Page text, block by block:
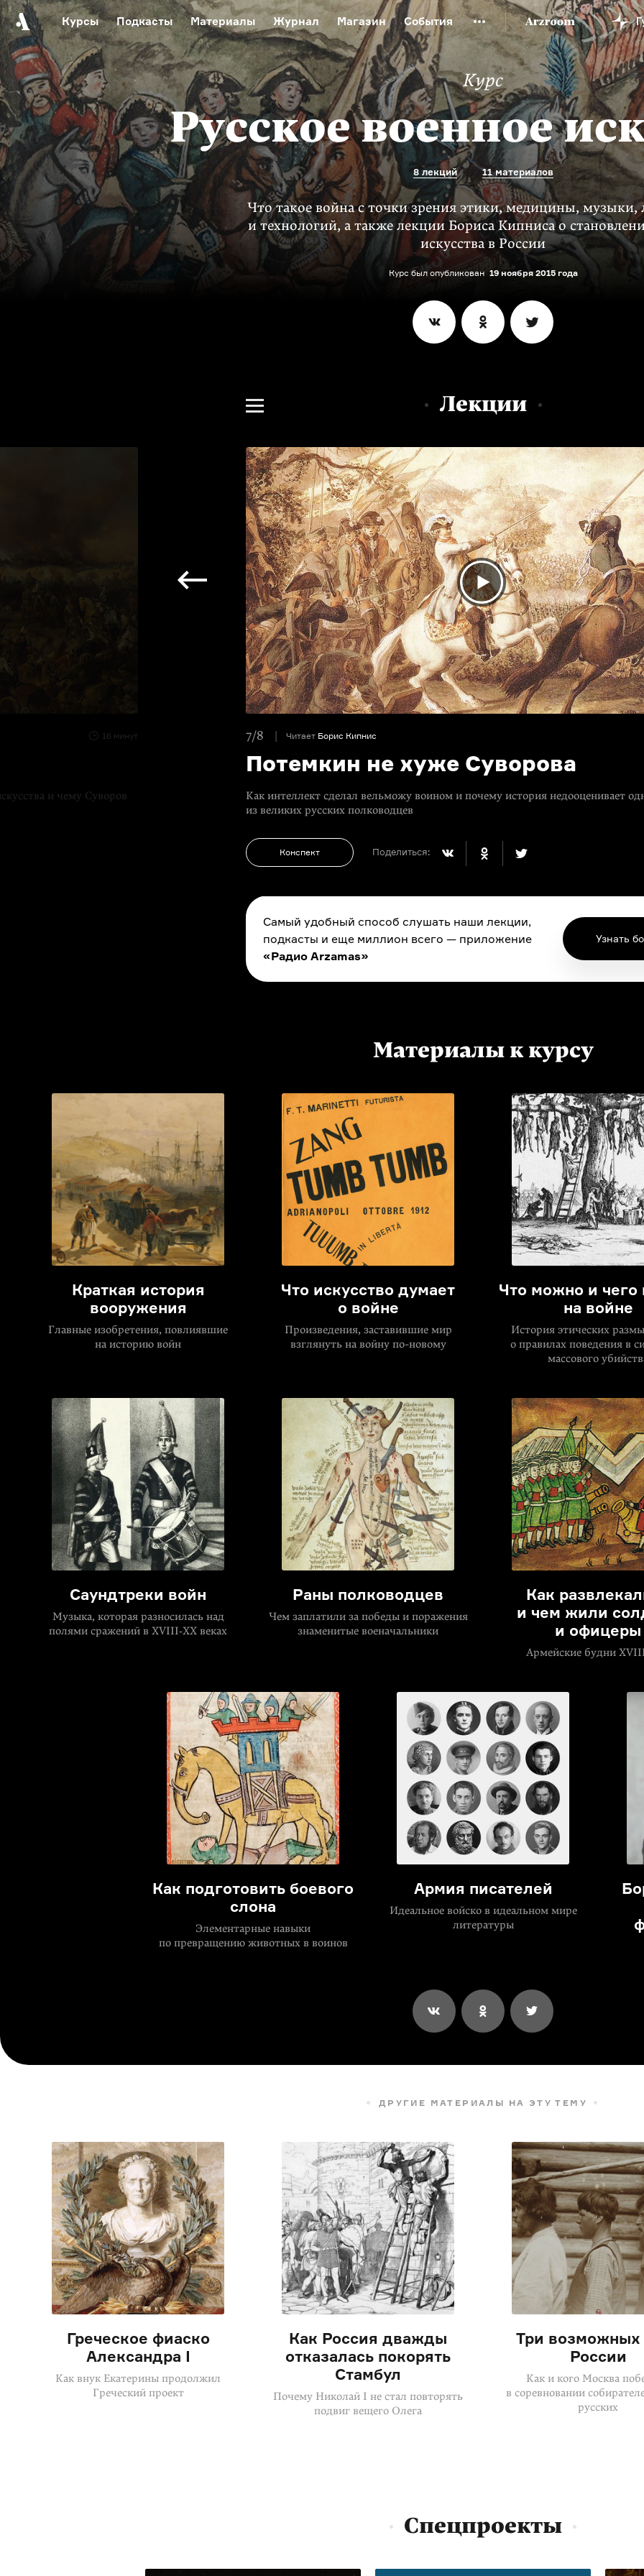
Курсы Подкасты Материалы Журнал Магазин События
Автор среди нас Еврейский музей Новая Третьяковка Онлайн-университет
Видеоистория русской культуры
Русский язык от «гой еси» до «лол кек»
Русское искусство XX века
Русская литература XX века
Курс
Русское военное
8 лекций 11 материалов
Что такое война с точки зрения этики, медицины, музыки,
и технологий, а также лекции Бориса Кипниса о
искусства в России
Курс был опубликован 19 ноября 2015 года
Лекции
16 минут
и чему Суворов
7/8 Читает Борис Кипнис
Потемкин не хуже Суворова
Как интеллект сделал вельможу воином и почему история недооценивает
из великих русских полководцев
Конспект Поделиться:
Самый удобный способ слушать наши лекции,
подкасты и еще миллион всего — приложение
«Радио Arzamas»
Узнать
Материалы к курсу
Краткая история
вооружения
Главные изобретения, повлиявшие
на историю войн
Что искусство думает
о войне
Произведения, заставившие мир
взглянуть на войну по-новому
Что можно и чего
на войне
История этических
о правилах поведения в
массового
Саундтреки войн
Музыка, которая разносилась над
полями сражений в XVIII‑XX веках
Раны полководцев
Чем заплатили за победы и поражения
знаменитые военачальники
Как
и чем жили
и офицеры
Армейские будни
Как подготовить боевого
слона
Элементарные навыки
по превращению животных в воинов
Армия писателей
Идеальное войско в идеальном мире
литературы
ДРУГИЕ МАТЕРИАЛЫ НА ЭТУ ТЕМУ
Греческое фиаско
Александра I
Как внук Екатерины продолжил
Греческий проект
Как Россия дважды
отказалась покорять
Стамбул
Почему Николай I не стал повторять
подвиг вещего Олега
Три возможных
России
Как и кого Москва
в соревновании
русских
Спецпроекты